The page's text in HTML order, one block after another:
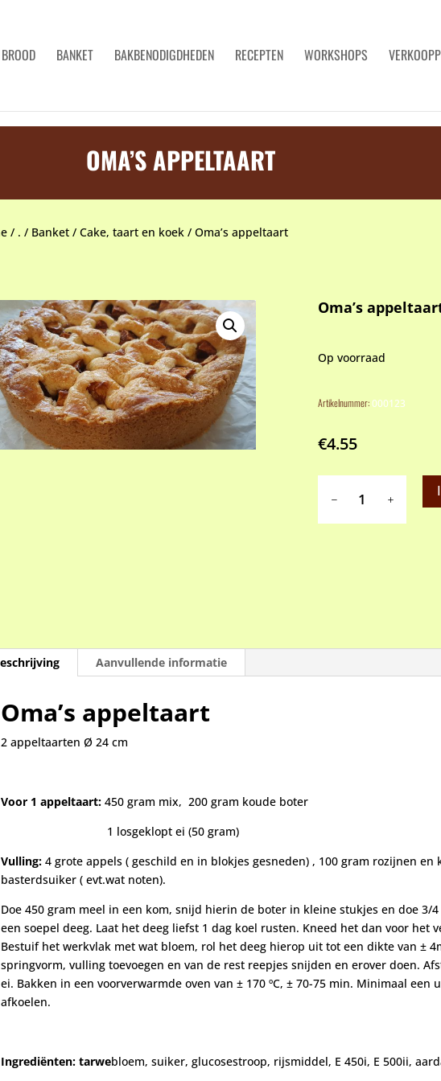
BROOD BANKET BAKBENODIGDHEDEN RECEPTEN WORKSHOPS
OMA’S APPELTAART
/ . / Banket/ Cake, taart en koek/ Oma’s appeltaart
Oma’s
Op voorraad
Artikelnummer:000123
€4.55
appeltaart
aantal
Aanvullende informatie
Oma’s appeltaart
2 appeltaarten Ø 24 cm
Voor 1 appeltaart: 450 gram mix, 200 gram koude boter
1 losgeklopt ei (50 gram)
Vulling:4 grote appels ( geschild en in blokjes gesneden) , 100 gram rozijnen
basterdsuiker ( evt.wat noten).
Doe 450 gram meel in een kom, snijd hierin de boter in kleine stukjes en doe 3/
een soepel deeg. Laat het deeg liefst 1 dag koel rusten. Kneed het dan voor het
Bestuif het werkvlak met wat bloem, rol het deeg hierop uit tot een dikte van ±
springvorm, vulling toevoegen en van de rest reepjes snijden en erover doen.
ei. Bakken in een voorverwarmde oven van ± 170 ºC, ± 70-75 min. Minimaal een
afkoelen.
Ingrediënten: tarwebloem, suiker, glucosestroop, rijsmiddel, E 450i, E 500ii,